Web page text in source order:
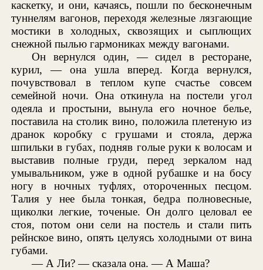
каскетку, и они, качаясь, пошли по бесконечным
туннелям вагонов, переходя железные лязгающие
мостики в холодных, сквозящих и сыплющих
снежной пылью гармониках между вагонами.
Он вернулся один, — сидел в ресторане,
курил, — она ушла вперед. Когда вернулся,
почувствовал в теплом купе счастье совсем
семейной ночи. Она откинула на постели угол
одеяла и простыни, вынула его ночное белье,
поставила на столик вино, положила плетеную из
дранок коробку с грушами и стояла, держа
шпильки в губах, подняв голые руки к волосам и
выставив полные груди, перед зеркалом над
умывальником, уже в одной рубашке и на босу
ногу в ночных туфлях, отороченных песцом.
Талия у нее была тонкая, бедра полновесные,
щиколки легкие, точеные. Он долго целовал ее
стоя, потом они сели на постель и стали пить
рейнское вино, опять целуясь холодными от вина
губами.
— А Ли? — сказала она. — А Маша?